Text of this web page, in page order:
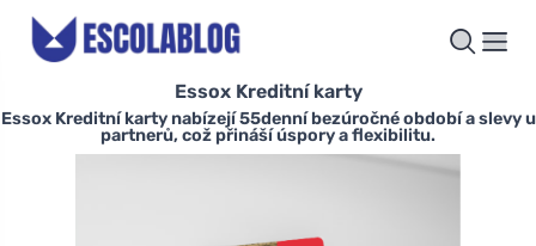
Essox Kreditní karty
Essox Kreditní karty nabízejí 55denní bezúročné období a slevy u
partnerů, což přináší úspory a flexibilitu.